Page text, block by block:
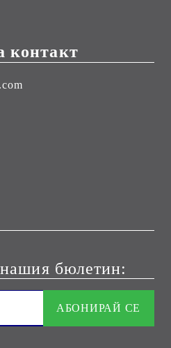
контакт
бюлетин: